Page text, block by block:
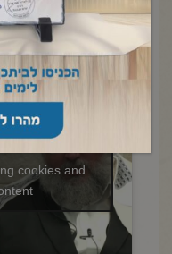
העינים כ"ג
cookies and